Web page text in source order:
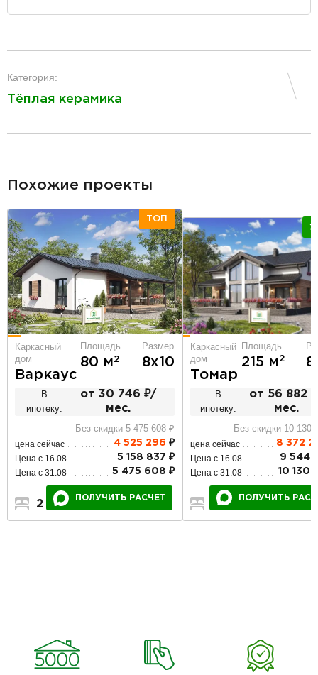
Категория:
Тёплая керамика
Похожие проекты
ТОП
Каркасный
дом
Варкаус
Площадь
80 м2
Размер
8х10
В
ипотеку:
от 30 746 ₽/
мес.
Без скидки 5 475 608 ₽
цена сейчас 4 525 296 ₽
Цена с 16.08 5 158 837 ₽
Цена с 31.08 5 475 608 ₽
2
ПОЛУЧИТЬ РАСЧЕТ
Каркасный
дом
Томар
Площадь
215 м2
В
ипотеку:
от 56 882
мес.
Без скидки 10 130
цена сейчас 8 372
Цена с 16.08 9 544
Цена с 31.08 10 130
5
ПОЛУЧИТЬ